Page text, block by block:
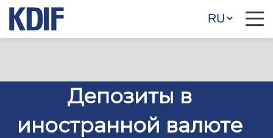
Депозиты в
иностранной валюте